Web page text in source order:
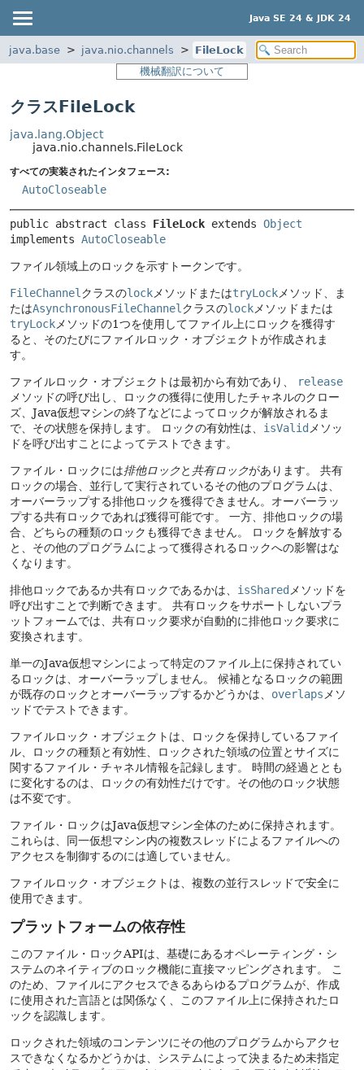
Java SE 24 & JDK 24
java.base java.nio.channels
FileLock
機械翻訳について
クラスFileLock
java.lang.Object
java.nio.channels.FileLock
すべての実装されたインタフェース:
AutoCloseable
public abstract class FileLock extends Object
implements AutoCloseable
ファイル領域上のロックを示すトークンです。
FileChannel クラスのlock メソッドまたはtryLock メソッド、ま
たはAsynchronousFileChannel クラスのlock メソッドまたは
tryLock メソッドの1つを使用してファイル上にロックを獲得す
ると、そのたびにファイルロック・オブジェクトが作成されま
す。
ファイルロック・オブジェクトは最初から有効であり、
release
メソッドの呼び出し、ロックの獲得に使用したチャネルのクロー
ズ、Java仮想マシンの終了などによってロックが解放されるま
で、その状態を保持します。
ロックの有効性は、 isValid メソッ
ドを呼び出すことによってテストできます。
ファイル・ロックには排他ロックと 共有ロックがあります。
共有
ロックの場合、並行して実行されているその他のプログラムは、
オーバーラップする排他ロックを獲得できません。オーバーラッ
プする共有ロックであれば獲得可能です。
一方、排他ロックの場
合、どちらの種類のロックも獲得できません。
ロックを解放する
と、その他のプログラムによって獲得されるロックへの影響はな
くなります。
排他ロックであるか共有ロックであるかは、 isShared メソッドを
呼び出すことで判断できます。
共有ロックをサポートしないプラ
ットフォームでは、共有ロック要求が自動的に排他ロック要求に
変換されます。
単一のJava仮想マシンによって特定のファイル上に保持されてい
るロックは、オーバーラップしません。
候補となるロックの範囲
が既存のロックとオーバーラップするかどうかは、 overlaps メソ
ッドでテストできます。
ファイルロック・オブジェクトは、ロックを保持しているファイ
ル、ロックの種類と有効性、ロックされた領域の位置とサイズに
関するファイル・チャネル情報を記録します。
時間の経過ととも
に変化するのは、ロックの有効性だけです。その他のロック状態
は不変です。
ファイル・ロックはJava仮想マシン全体のために保持されます。
これらは、同一仮想マシン内の複数スレッドによるファイルへの
アクセスを制御するのには適していません。
ファイルロック・オブジェクトは、複数の並行スレッドで安全に
使用できます。
プラットフォームの依存性
このファイル・ロックAPIは、基礎にあるオペレーティング・シ
ステムのネイティブのロック機能に直接マッピングされます。
こ
のため、ファイルにアクセスできるあらゆるプログラムが、作成
に使用された言語とは関係なく、このファイル上に保持されたロ
ックを認識します。
ロックされた領域のコンテンツにその他のプログラムからアクセ
スできなくなるかどうかは、システムによって決まるため未指定